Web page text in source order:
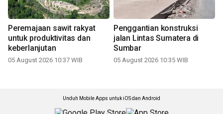
Peremajaan sawit rakyat
untuk produktivitas dan
keberlanjutan
05 August 2026 10:37 WIB
Penggantian konstruksi
jalan Lintas Sumatera di
Sumbar
05 August 2026 10:35 WIB
Unduh Mobile Apps untuk iOS dan Android